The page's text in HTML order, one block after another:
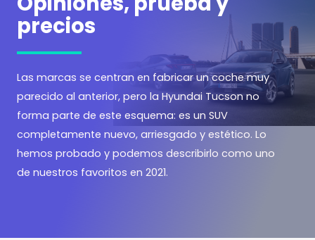
precios
Las marcas se centran en fabricar un coche muy
parecido al anterior, pero la Hyundai Tucson no
forma parte de este esquema: es un SUV
completamente nuevo, arriesgado y estético. Lo
hemos probado y podemos describirlo como uno
de nuestros favoritos en 2021.